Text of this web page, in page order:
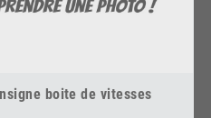
boite de vitesses